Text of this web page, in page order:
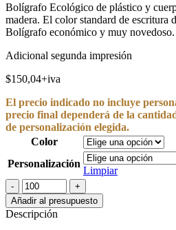
hasta
$ 877,91
Bolígrafo Ecológico de plástico y
madera. El color standard de escritura
Bolígrafo económico y muy novedoso.
Adicional segunda impresión
$150,04+iva
El precio indicado no incluye
precio final dependerá de la
de personalización elegida.
Color
Personalización
Limpiar
Bolígrafo
Ecológico
cantidad
Añadir al presupuesto
Descripción